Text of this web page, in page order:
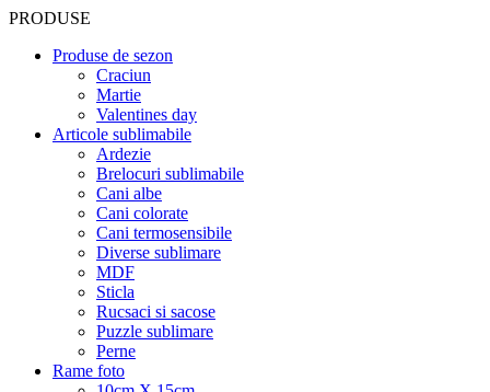
PRODUSE
Produse de sezon
Craciun
Martie
Valentines day
Articole sublimabile
Ardezie
Brelocuri sublimabile
Cani albe
Cani colorate
Cani termosensibile
Diverse sublimare
MDF
Sticla
Rucsaci si sacose
Puzzle sublimare
Perne
Rame foto